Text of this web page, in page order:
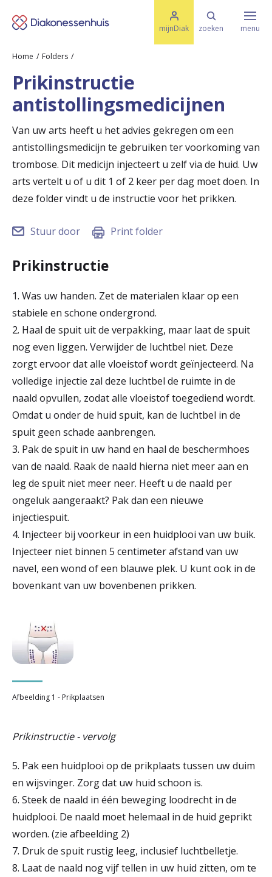
mijnDiak zoeken
M
e
menu
Ziektes & Aandoeningen
Uw bezoek
Werken & Leren bij
Zorgverleners
Home Folders
Prikinstructie
antistollingsmedicijnen
Van uw arts heeft u het advies gekregen om een
antistollingsmedicijn te gebruiken ter voorkoming van
trombose. Dit medicijn injecteert u zelf via de huid. Uw
arts vertelt u of u dit 1 of 2 keer per dag moet doen. In
deze folder vindt u de instructie voor het prikken.
Stuur door Print folder
Prikinstructie
1. Was uw handen. Zet de materialen klaar op een
stabiele en schone ondergrond.
2. Haal de spuit uit de verpakking, maar laat de spuit
nog even liggen. Verwijder de luchtbel niet. Deze
zorgt ervoor dat alle vloeistof wordt geïnjecteerd. Na
volledige injectie zal deze luchtbel de ruimte in de
naald opvullen, zodat alle vloeistof toegediend wordt.
Omdat u onder de huid spuit, kan de luchtbel in de
spuit geen schade aanbrengen.
3. Pak de spuit in uw hand en haal de beschermhoes
van de naald. Raak de naald hierna niet meer aan en
leg de spuit niet meer neer. Heeft u de naald per
ongeluk aangeraakt? Pak dan een nieuwe
injectiespuit.
4. Injecteer bij voorkeur in een huidplooi van uw buik.
Injecteer niet binnen 5 centimeter afstand van uw
navel, een wond of een blauwe plek. U kunt ook in de
bovenkant van uw bovenbenen prikken.
Afbeelding 1 - Prikplaatsen
Prikinstructie - vervolg
5. Pak een huidplooi op de prikplaats tussen uw duim
en wijsvinger. Zorg dat uw huid schoon is.
6. Steek de naald in één beweging loodrecht in de
huidplooi. De naald moet helemaal in de huid geprikt
worden. (zie afbeelding 2)
7. Druk de spuit rustig leeg, inclusief luchtbelletje.
8. Laat de naald nog vijf tellen in uw huid zitten, om te